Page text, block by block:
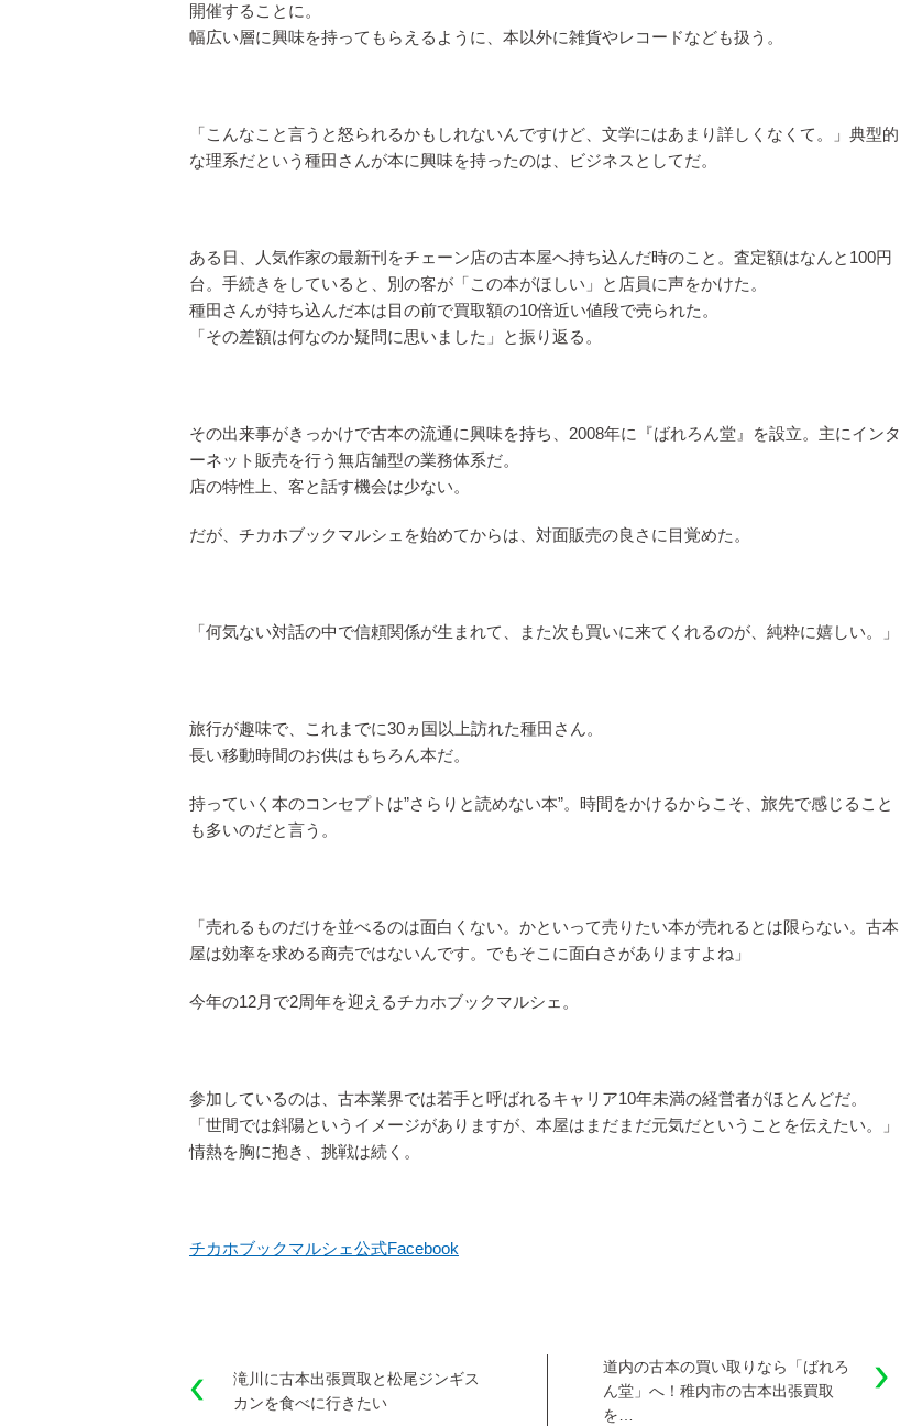
開催することに。
幅広い層に興味を持ってもらえるように、本以外に雑貨やレコードなども扱う。
「こんなこと言うと怒られるかもしれないんですけど、文学にはあまり詳しくなくて。」典型的
な理系だという種田さんが本に興味を持ったのは、ビジネスとしてだ。
ある日、人気作家の最新刊をチェーン店の古本屋へ持ち込んだ時のこと。査定額はなんと100円
台。手続きをしていると、別の客が「この本がほしい」と店員に声をかけた。
種田さんが持ち込んだ本は目の前で買取額の10倍近い値段で売られた。
「その差額は何なのか疑問に思いました」と振り返る。
その出来事がきっかけで古本の流通に興味を持ち、2008年に『ばれろん堂』を設立。主にインタ
ーネット販売を行う無店舗型の業務体系だ。
店の特性上、客と話す機会は少ない。
だが、チカホブックマルシェを始めてからは、対面販売の良さに目覚めた。
「何気ない対話の中で信頼関係が生まれて、また次も買いに来てくれるのが、純粋に嬉しい。」
旅行が趣味で、これまでに30ヵ国以上訪れた種田さん。
長い移動時間のお供はもちろん本だ。
持っていく本のコンセプトは”さらりと読めない本”。時間をかけるからこそ、旅先で感じること
も多いのだと言う。
「売れるものだけを並べるのは面白くない。かといって売りたい本が売れるとは限らない。古本
屋は効率を求める商売ではないんです。でもそこに面白さがありますよね」
今年の12月で2周年を迎えるチカホブックマルシェ。
参加しているのは、古本業界では若手と呼ばれるキャリア10年未満の経営者がほとんどだ。
「世間では斜陽というイメージがありますが、本屋はまだまだ元気だということを伝えたい。」
情熱を胸に抱き、挑戦は続く。
チカホブックマルシェ公式Facebook
滝川に古本出張買取と松尾ジンギス
カンを食べに行きたい
道内の古本の買い取りなら「ばれろ
ん堂」へ！稚内市の古本出張買取
を…